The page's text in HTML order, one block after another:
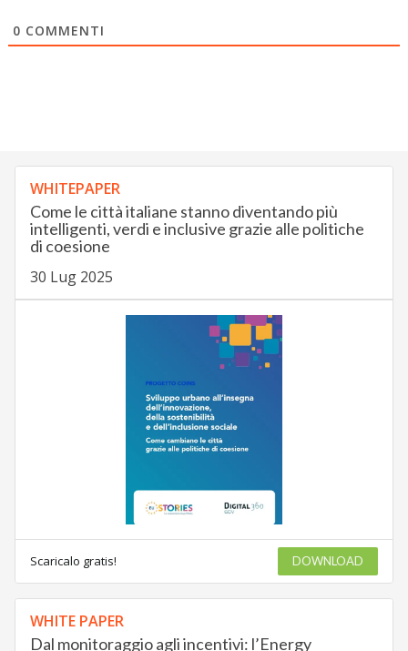
0 COMMENTI
WHITEPAPER
Come le città italiane stanno diventando più
intelligenti, verdi e inclusive grazie alle politiche
di coesione
30 Lug 2025
Scaricalo gratis! DOWNLOAD
WHITE PAPER
Dal monitoraggio agli incentivi: l’Energy